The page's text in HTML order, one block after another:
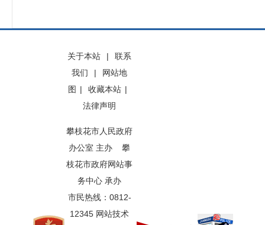
关于本站 |
联系
我们
|
网站地
图 | 收藏本站 |
法律声明
攀枝花市人民政府
办公室 主办 攀
枝花市政府网站事
务中心 承办
市民热线：0812-
12345 网站技术